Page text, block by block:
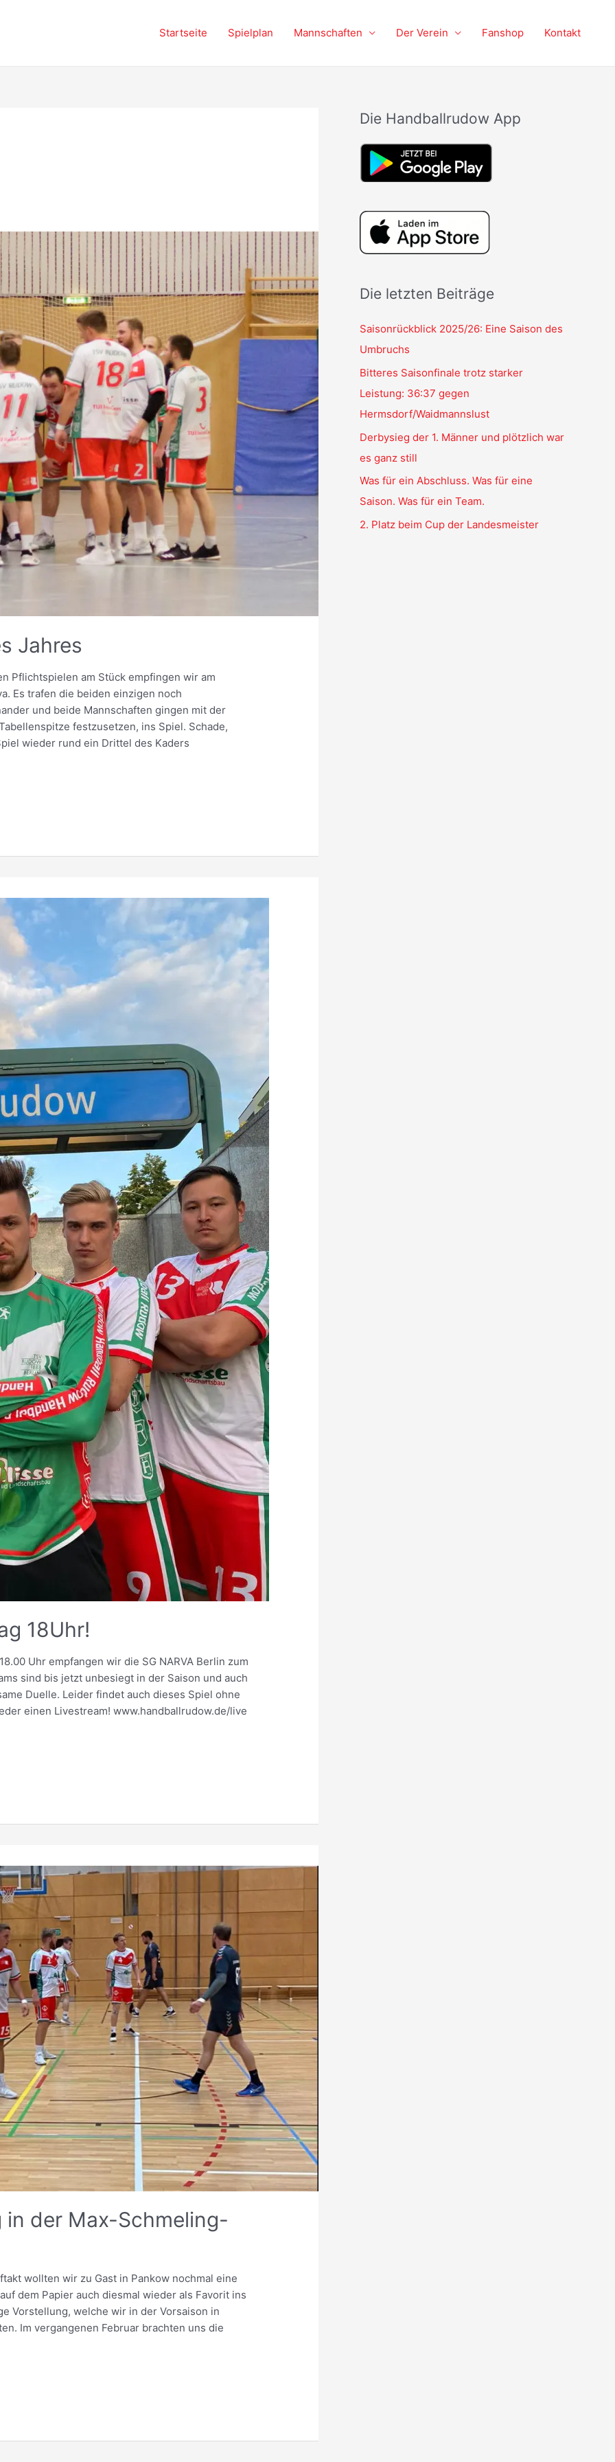
Startseite Spielplan Mannschaften Der Verein Fanshop Kontakt
Jahres
Pflichtspielen am Stück empfingen wir am
Es trafen die beiden einzigen noch
und beide Mannschaften gingen mit der
festzusetzen, ins Spiel. Schade,
wieder rund ein Drittel des Kaders
18Uhr!
Uhr empfangen wir die SG NARVA Berlin zum
sind bis jetzt unbesiegt in der Saison und auch
Duelle. Leider findet auch dieses Spiel ohne
einen Livestream! www.handballrudow.de/live
in der Max-Schmeling-
wollten wir zu Gast in Pankow nochmal eine
dem Papier auch diesmal wieder als Favorit ins
Vorstellung, welche wir in der Vorsaison in
Im vergangenen Februar brachten uns die
Die Handballrudow App
Die letzten Beiträge
Saisonrückblick 2025/26: Eine Saison des
Umbruchs
Bitteres Saisonfinale trotz starker
Leistung: 36:37 gegen
Hermsdorf/Waidmannslust
Derbysieg der 1. Männer und plötzlich war
es ganz still
Was für ein Abschluss. Was für eine
Saison. Was für ein Team.
2. Platz beim Cup der Landesmeister